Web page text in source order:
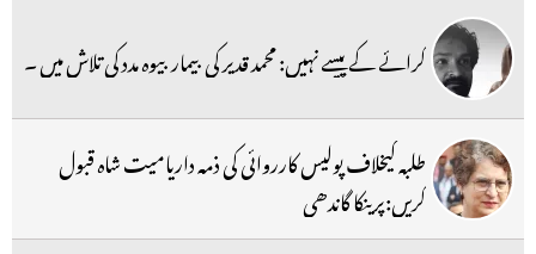
کرائے کے پیسے نہیں: محمد قدیر کی بیمار بیوہ مدد کی تلاش میں ۔
طلبہ کیخلاف پولیس کارروائی کی ذمہ داریامیت شاہ قبول
کریں:پرینکا گاندھی